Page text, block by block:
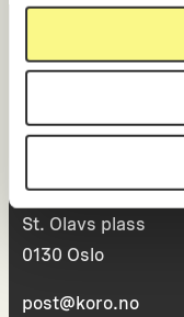
Postboks 6994
St. Olavs plass
0130 Oslo
post@koro.no